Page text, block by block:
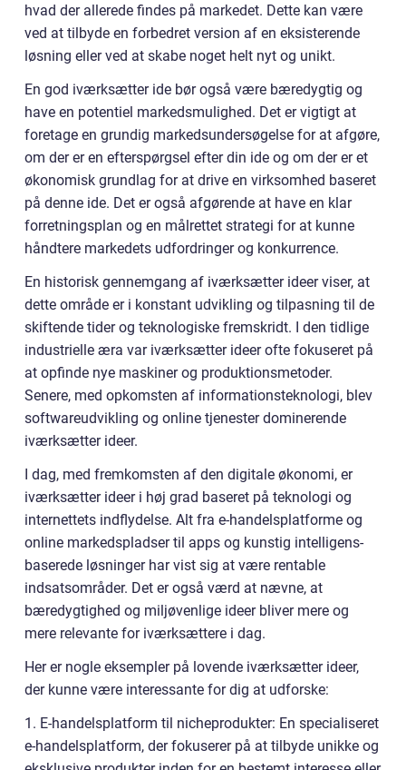
hvad der allerede findes på markedet. Dette kan være
ved at tilbyde en forbedret version af en eksisterende
løsning eller ved at skabe noget helt nyt og unikt.
En god iværksætter ide bør også være bæredygtig og
have en potentiel markedsmulighed. Det er vigtigt at
foretage en grundig markedsundersøgelse for at afgøre,
om der er en efterspørgsel efter din ide og om der er et
økonomisk grundlag for at drive en virksomhed baseret
på denne ide. Det er også afgørende at have en klar
forretningsplan og en målrettet strategi for at kunne
håndtere markedets udfordringer og konkurrence.
En historisk gennemgang af iværksætter ideer viser, at
dette område er i konstant udvikling og tilpasning til de
skiftende tider og teknologiske fremskridt. I den tidlige
industrielle æra var iværksætter ideer ofte fokuseret på
at opfinde nye maskiner og produktionsmetoder.
Senere, med opkomsten af informationsteknologi, blev
softwareudvikling og online tjenester dominerende
iværksætter ideer.
I dag, med fremkomsten af den digitale økonomi, er
iværksætter ideer i høj grad baseret på teknologi og
internettets indflydelse. Alt fra e-handelsplatforme og
online markedspladser til apps og kunstig intelligens-
baserede løsninger har vist sig at være rentable
indsatsområder. Det er også værd at nævne, at
bæredygtighed og miljøvenlige ideer bliver mere og
mere relevante for iværksættere i dag.
Her er nogle eksempler på lovende iværksætter ideer,
der kunne være interessante for dig at udforske:
1. E-handelsplatform til nicheprodukter: En specialiseret
e-handelsplatform, der fokuserer på at tilbyde unikke og